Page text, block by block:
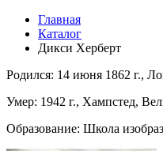
Главная
Каталог
Дикси Херберт
Родился: 14 июня 1862 г.,
Умер: 1942 г., Хампстед,
Образование: Школа